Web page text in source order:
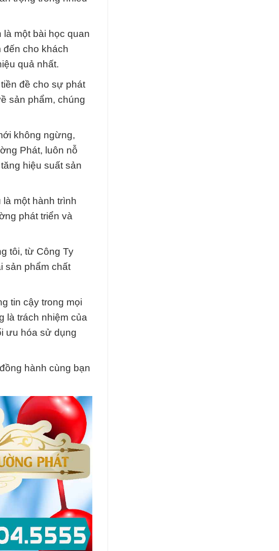
một bài học quan
đến cho khách
quả nhất.
đề cho sự phát
sản phẩm, chúng
không ngừng,
Phát, luôn nỗ
hiệu suất sản
một hành trình
phát triển và
tôi, từ Công Ty
sản phẩm chất
tin cậy trong mọi
là trách nhiệm của
ưu hóa sử dụng
hành cùng bạn